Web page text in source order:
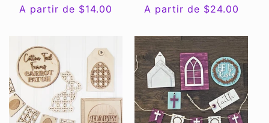
Precio
A partir de $14.00
Precio
A partir de $24.00